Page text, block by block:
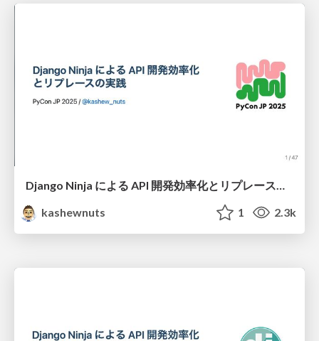
Django Ninja による API 開発効率化とリプレースの実践
kashewnuts
1 2.3k